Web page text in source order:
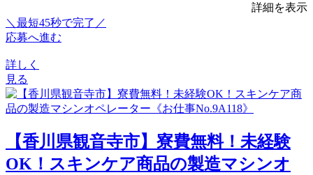
詳細を表示
＼最短45秒で完了／
応募へ進む
詳しく
見る
【香川県観音寺市】寮費無料！未経験
OK！スキンケア商品の製造マシンオ